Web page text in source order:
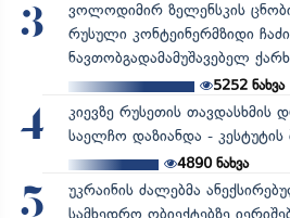
3
ვოლოდიმირ ზელენსკის
რუსული კონტეინერმზიდი
ნავთობგადამამუშავებელ
5252ნახვა
4
კიევზე რუსეთის თავდასხმის
საელჩო დაზიანდა - კესტუტის
4890ნახვა
5
უკრაინის ძალებმა